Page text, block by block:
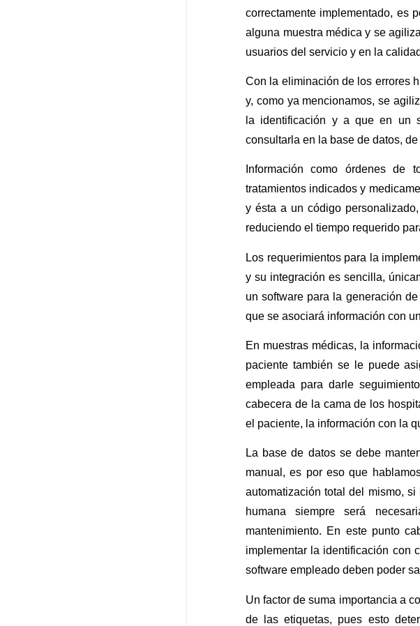
correctamente implementado, es
alguna muestra médica y se
usuarios del servicio y en la
Con la eliminación de los errores
y, como ya mencionamos, se
la identificación y a que en un
consultarla en la base de datos,
Información como órdenes de
tratamientos indicados y
y ésta a un código
reduciendo el tiempo requerido
Los requerimientos para la
y su integración es sencilla,
un software para la generación
que se asociará información con
En muestras médicas, la
paciente también se le puede
empleada para darle
cabecera de la cama de los
el paciente, la información con la
La base de datos se debe
manual, es por eso que
automatización total del mismo,
humana siempre será
mantenimiento. En este punto
implementar la identificación con
software empleado deben poder
Un factor de suma importancia a
de las etiquetas, pues esto